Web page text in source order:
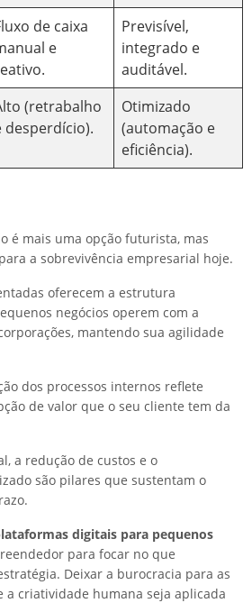
de caixa
e
Previsível,
integrado e
auditável.
(retrabalho
desperdício).
Otimizado
(automação e
eficiência).
é mais uma opção futurista, mas
a sobrevivência empresarial hoje.
oferecem a estrutura
negócios operem com a
mantendo sua agilidade
dos processos internos reflete
de valor que o seu cliente tem da
a redução de custos e o
são pilares que sustentam o
digitais para pequenos
para focar no que
Deixar a burocracia para as
criatividade humana seja aplicada